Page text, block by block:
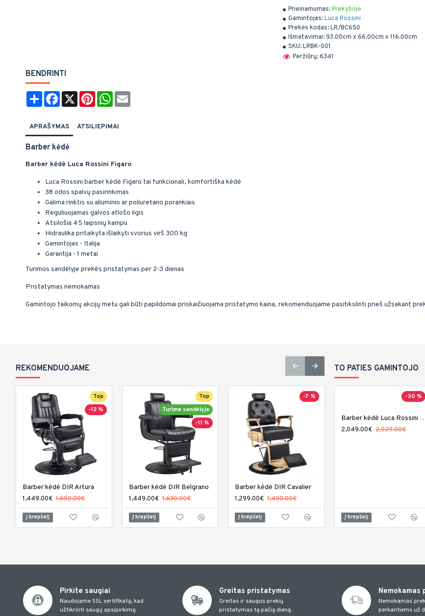
Prieinamumas:Prekyboje
Gamintojas:Luca Rossini
Prekės kodas:LR/BC650
Išmatavimai:93.00cm x 66.00cm x 116.00cm
SKU:LRBK-001
Peržiūrų: 6341
BENDRINTI
Share Facebook
X PinterestWhatsApp
APRAŠYMAS ATSILIEPIMAI
Barber kėdė
Barber kėdė Luca Rossini Figaro
Luca Rossini barber kėdė Figaro tai funkcionali, komfortiška kėdė
38 odos spalvų pasirinkimas
Galima rinktis su aliuminio ar poliuretano porankiais
Reguliuojamas galvos atlošo ilgis
Atsilošia 45 laipsnių kampu
Hidraulika pritaikyta išlaikyti svorius virš 300 kg
Gamintojas - Italija
Garantija - 1 metai
Turimos sandėlyje prekės pristatymas per 2-3 dienas
Pristatymas nemokamas
Gamintojo taikomų akcijų metu gali būti papildomai priskaičiuojama pristatymo kaina, rekomenduojame pasitikslinti prieš užsakant
REKOMENDUOJAME
Top
-12 %
Barber kėdė DIR Artura
1,449.00€ 1,650.00€
Į krepšelį
Top
Turime sandėlyje
-11 %
Barber kėdė DIR Belgrano
1,449.00€ 1,630.00€
Į krepšelį
-7 %
Barber kėdė DIR Cavalier
1,299.00€ 1,400.00€
Į krepšelį
-13 %
Į krepšelį
TO PATIES GAMINTOJO
-30 %
Barber kėdė Luca
2,049.00€ 2,929.00€
Į krepšelį
Pirkite saugiai
Naudojame SSL sertifikatą, kad
užtikrinti saugų apsipirkimą.
Greitas pristatymas
Greitas ir saugus prekių
pristatymas tą pačią dieną.
Nemokamas
perkantiems už